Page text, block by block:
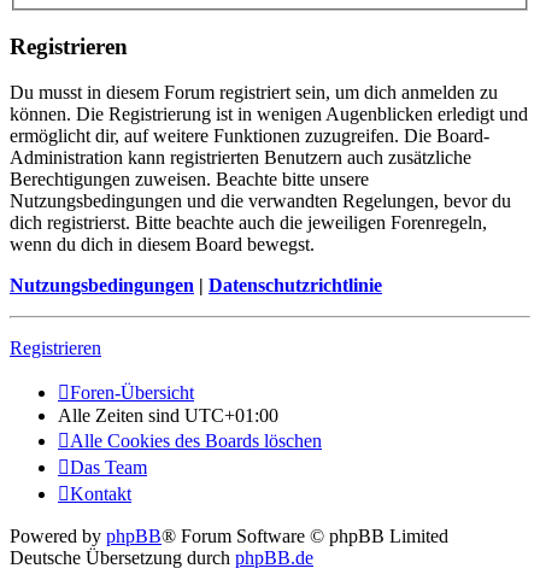
Registrieren
Du musst in diesem Forum registriert sein, um dich anmelden zu
können. Die Registrierung ist in wenigen Augenblicken erledigt und
ermöglicht dir, auf weitere Funktionen zuzugreifen. Die Board-
Administration kann registrierten Benutzern auch zusätzliche
Berechtigungen zuweisen. Beachte bitte unsere
Nutzungsbedingungen und die verwandten Regelungen, bevor du
dich registrierst. Bitte beachte auch die jeweiligen Forenregeln,
wenn du dich in diesem Board bewegst.
Nutzungsbedingungen | Datenschutzrichtlinie
Registrieren
Foren-Übersicht
Alle Zeiten sind UTC+01:00
Alle Cookies des Boards löschen
Das Team
Kontakt
Powered by phpBB® Forum Software © phpBB Limited
Deutsche Übersetzung durch phpBB.de